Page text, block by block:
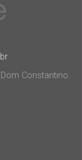
Constantino.